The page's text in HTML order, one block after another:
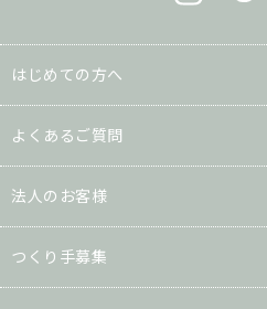
はじめての方へ
よくあるご質問
法人のお客様
つくり手募集